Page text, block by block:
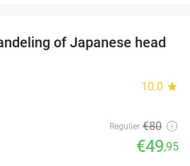
38%
of Japanese head
10.0 star
Regulier €80
€49,95